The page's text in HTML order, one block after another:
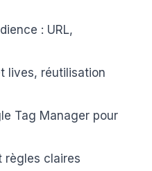
: URL,
lives, réutilisation
Tag Manager pour
règles claires